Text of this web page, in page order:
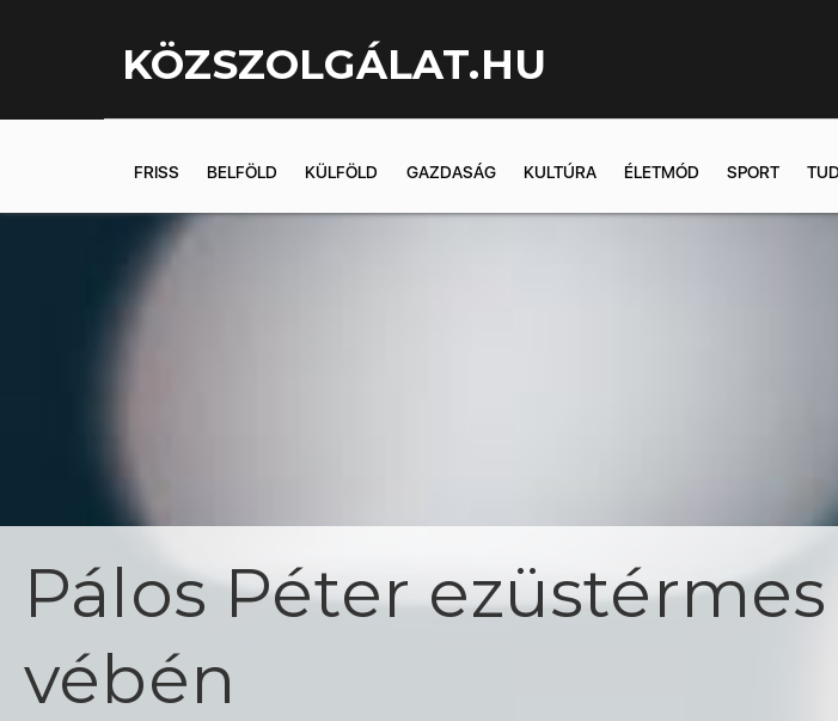
KÖZSZOLGÁLAT.HU
FRISS BELFÖLD KÜLFÖLD GAZDASÁG KULTÚRA ÉLETMÓD SPORT
Pálos Péter
vébén